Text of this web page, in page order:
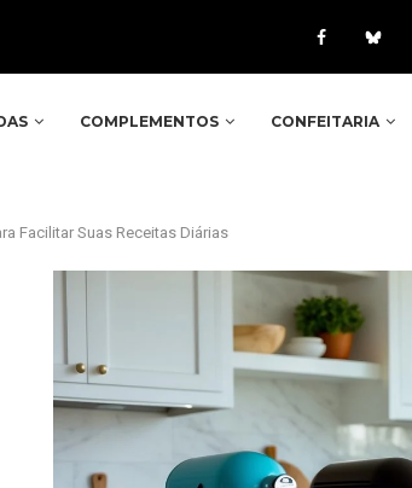
COMPLEMENTOS CONFEITARIA
Facilitar Suas Receitas Diárias